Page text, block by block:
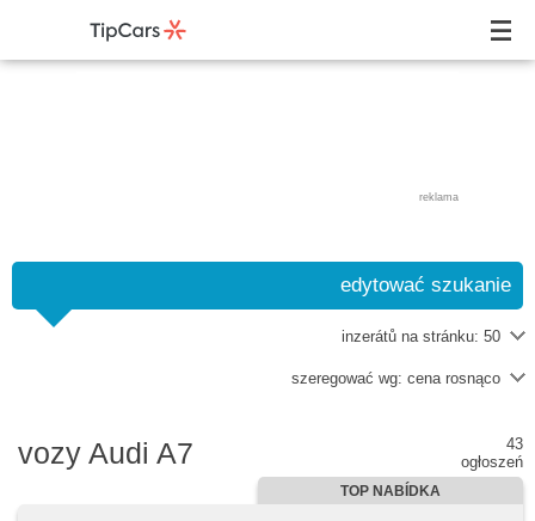
reklama
edytować szukanie
inzerátů na stránku: 50
szeregować wg: cena rosnąco
vozy Audi A7
43
ogłoszeń
TOP NABÍDKA